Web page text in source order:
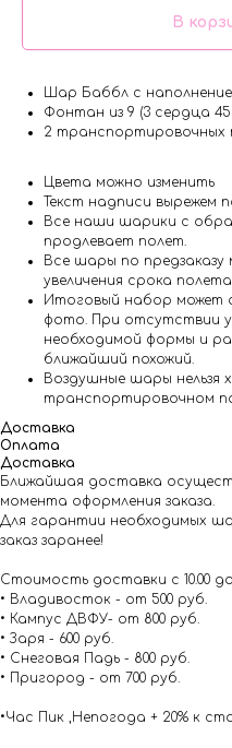
В
Шар Баббл с
Фонтан из 9 (3 сердца
2 транспортировочных
Цвета можно изменить
Текст надписи вырежем
Все наши шарики с
продлевает полет.
Все шары по
увеличения срока
Итоговый набор может
фото. При отсутствии
необходимой формы и
ближайший похожий.
Воздушные шары нельзя
транспортировочном
Доставка
Оплата
Доставка
Ближайшая доставка
момента оформления заказа.
Для гарантии необходимых
заказ заранее!
Стоимость доставки с 10.00 до
• Владивосток - от 500 руб.
• Кампус ДВФУ- от 800 руб.
• Заря - 600 руб.
• Снеговая Падь - 800 руб.
• Пригород - от 700 руб.
•Час Пик ,Непогода + 20% к